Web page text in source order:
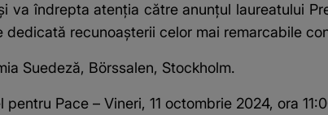
va îndrepta atenția către anunțul laureatului
dedicată recunoașterii celor mai remarcabile
Suedeză, Börssalen, Stockholm.
pentru Pace – Vineri, 11 octombrie 2024, ora